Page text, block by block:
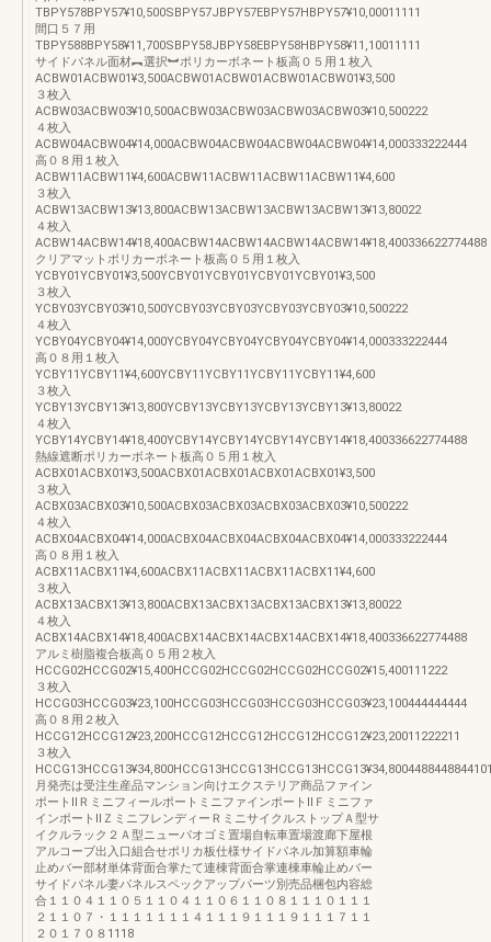
TBPY578BPY57¥10,500SBPY57JBPY57EBPY57HBPY57¥10,00011111
間口５７用
TBPY588BPY58¥11,700SBPY58JBPY58EBPY58HBPY58¥11,10011111
サイドパネル面材︻選択︼ポリカーボネート板高０５用１枚入
ACBW01ACBW01¥3,500ACBW01ACBW01ACBW01ACBW01¥3,500
３枚入
ACBW03ACBW03¥10,500ACBW03ACBW03ACBW03ACBW03¥10,500222
４枚入
ACBW04ACBW04¥14,000ACBW04ACBW04ACBW04ACBW04¥14,000333222444
高０８用１枚入
ACBW11ACBW11¥4,600ACBW11ACBW11ACBW11ACBW11¥4,600
３枚入
ACBW13ACBW13¥13,800ACBW13ACBW13ACBW13ACBW13¥13,80022
４枚入
ACBW14ACBW14¥18,400ACBW14ACBW14ACBW14ACBW14¥18,400336622774488
クリアマットポリカーボネート板高０５用１枚入
YCBY01YCBY01¥3,500YCBY01YCBY01YCBY01YCBY01¥3,500
３枚入
YCBY03YCBY03¥10,500YCBY03YCBY03YCBY03YCBY03¥10,500222
４枚入
YCBY04YCBY04¥14,000YCBY04YCBY04YCBY04YCBY04¥14,000333222444
高０８用１枚入
YCBY11YCBY11¥4,600YCBY11YCBY11YCBY11YCBY11¥4,600
３枚入
YCBY13YCBY13¥13,800YCBY13YCBY13YCBY13YCBY13¥13,80022
４枚入
YCBY14YCBY14¥18,400YCBY14YCBY14YCBY14YCBY14¥18,400336622774488
熱線遮断ポリカーボネート板高０５用１枚入
ACBX01ACBX01¥3,500ACBX01ACBX01ACBX01ACBX01¥3,500
３枚入
ACBX03ACBX03¥10,500ACBX03ACBX03ACBX03ACBX03¥10,500222
４枚入
ACBX04ACBX04¥14,000ACBX04ACBX04ACBX04ACBX04¥14,000333222444
高０８用１枚入
ACBX11ACBX11¥4,600ACBX11ACBX11ACBX11ACBX11¥4,600
３枚入
ACBX13ACBX13¥13,800ACBX13ACBX13ACBX13ACBX13¥13,80022
４枚入
ACBX14ACBX14¥18,400ACBX14ACBX14ACBX14ACBX14¥18,400336622774488
アルミ樹脂複合板高０５用２枚入
HCCG02HCCG02¥15,400HCCG02HCCG02HCCG02HCCG02¥15,400111222
３枚入
HCCG03HCCG03¥23,100HCCG03HCCG03HCCG03HCCG03¥23,100444444444
高０８用２枚入
HCCG12HCCG12¥23,200HCCG12HCCG12HCCG12HCCG12¥23,20011222211
３枚入
月発売は受注生産品マンション向けエクステリア商品ファイン
ポートⅡＲミニフィールポートミニファインポートⅡＦミニファ
インポートⅡＺミニフレンディーＲミニサイクルストップＡ型サ
イクルラック２Ａ型ニューパオゴミ置場自転車置場渡廊下屋根
アルコーブ出入口組合せポリカ板仕様サイドパネル加算額車輪
止めバー部材単体背面合掌たて連棟背面合掌連棟車輪止めバー
サイドパネル妻パネルスペックアップパーツ別売品梱包内容総
合１１０４１１０５１１０４１１０６１１０８１１１０１１１
２１１０７・１１１１１１１４１１１９１１１９１１１７１１
２０１７０８1118